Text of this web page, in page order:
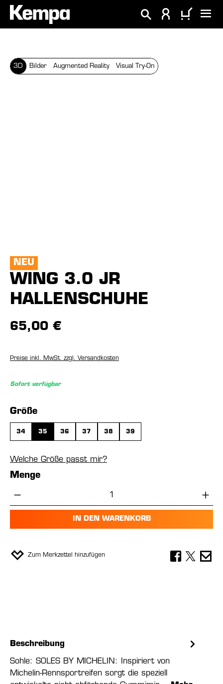
springen
3D Bilder Augmented Reality Visual Try-On
NEU
WING 3.0 JR
HALLENSCHUHE
65,00 €
Preise inkl. MwSt. zzgl. Versandkosten
Sofort verfügbar
Größeauswählen
34 35 36 37 38 39
Welche Größe passt mir?
Menge
Produkt Anzahl: Gib den gewünschten
IN DEN WARENKORB
Zum Merkzettel hinzufügen
Beschreibung
Sohle: SOLES BY MICHELIN: Inspiriert von
Michelin-Rennsportreifen sorgt die speziell